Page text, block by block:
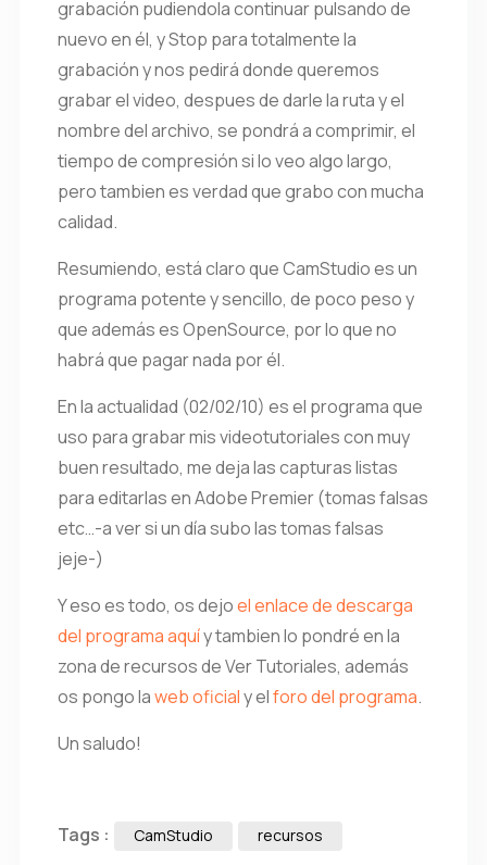
grabación pudiendola continuar pulsando de
nuevo en él, y Stop para totalmente la
grabación y nos pedirá donde queremos
grabar el video, despues de darle la ruta y el
nombre del archivo, se pondrá a comprimir, el
tiempo de compresión si lo veo algo largo,
pero tambien es verdad que grabo con mucha
calidad.
Resumiendo, está claro que CamStudio es un
programa potente y sencillo, de poco peso y
que además es OpenSource, por lo que no
habrá que pagar nada por él.
En la actualidad (02/02/10) es el programa que
uso para grabar mis videotutoriales con muy
buen resultado, me deja las capturas listas
para editarlas en Adobe Premier (tomas falsas
etc…-a ver si un día subo las tomas falsas
jeje-)
Y eso es todo, os dejoel enlace de descarga
del programa aquíy tambien lo pondré en la
zona de recursos de Ver Tutoriales, además
os pongo laweb oficialy elforo del programa.
Un saludo!
Tags : CamStudio recursos